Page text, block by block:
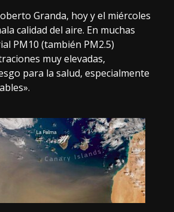
Granda, hoy y el miércoles
calidad del aire. En muchas
PM10 (también PM2.5)
muy elevadas,
para la salud, especialmente